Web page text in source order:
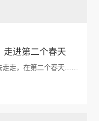
走进第二个春天
走走，在第二个春天……